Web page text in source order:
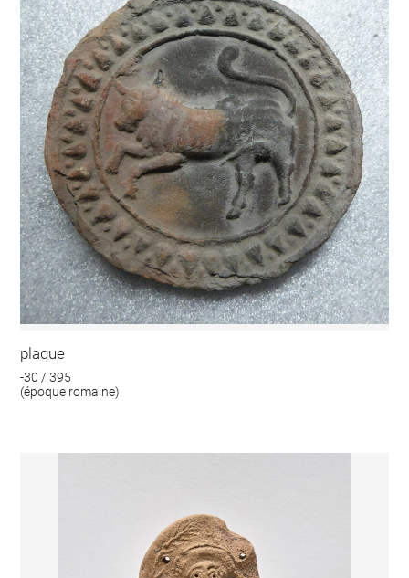
plaque
-30 / 395
(époque romaine)